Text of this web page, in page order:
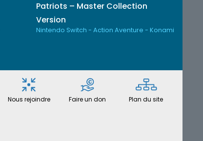
Patriots – Master Collection
Version
Nintendo Switch - Action Aventure - Konami
Nous rejoindre Faire un don Plan du site